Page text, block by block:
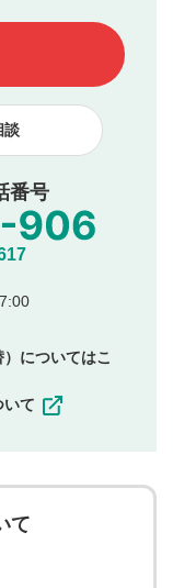
ツへの掲載をもっ
ださい。
内容は、掲載を
容の投稿
稿
特定できる情報の
広告・宣伝を目
他の知的財産
稿
・削除はできま
用者は、コメント
に同意します。利
スの広告・宣伝、
談
番号
についてはこ
いて
て